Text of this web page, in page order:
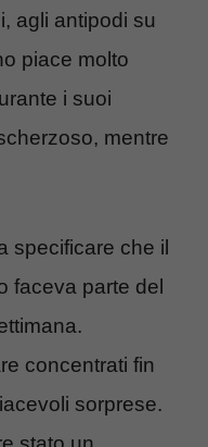
agli antipodi su
piace molto
i suoi
mentre
specificare che il
faceva parte del
concentrati fin
sorprese.